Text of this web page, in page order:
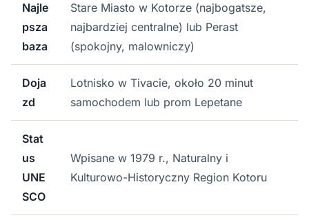
Najle
psza
baza
Stare Miasto w Kotorze (najbogatsze,
najbardziej centralne) lub Perast
(spokojny, malowniczy)
Doja
zd
Lotnisko w Tivacie, około 20 minut
samochodem lub prom Lepetane
Stat
us
UNE
SCO
Wpisane w 1979 r., Naturalny i
Kulturowo-Historyczny Region Kotoru